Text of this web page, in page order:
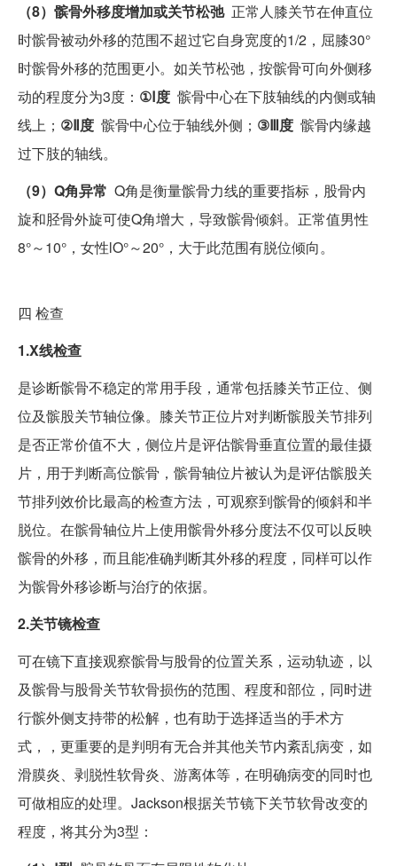
（8）髌骨外移度增加或关节松弛正常人膝关节在伸直位
时髌骨被动外移的范围不超过它自身宽度的1/2，屈膝30°
时髌骨外移的范围更小。如关节松弛，按髌骨可向外侧移
动的程度分为3度： ①Ⅰ度 髌骨中心在下肢轴线的内侧或轴
线上； ②Ⅱ度 髌骨中心位于轴线外侧； ③Ⅲ度 髌骨内缘越
过下肢的轴线。
（9）Q角异常 Q角是衡量髌骨力线的重要指标，股骨内
旋和胫骨外旋可使Q角增大，导致髌骨倾斜。正常值男性
8°～10°，女性lO°～20°，大于此范围有脱位倾向。
四 检查
1.X线检查
是诊断髌骨不稳定的常用手段，通常包括膝关节正位、侧
位及髌股关节轴位像。膝关节正位片对判断髌股关节排列
是否正常价值不大，侧位片是评估髌骨垂直位置的最佳摄
片，用于判断高位髌骨，髌骨轴位片被认为是评估髌股关
节排列效价比最高的检查方法，可观察到髌骨的倾斜和半
脱位。在髌骨轴位片上使用髌骨外移分度法不仅可以反映
髌骨的外移，而且能准确判断其外移的程度，同样可以作
为髌骨外移诊断与治疗的依据。
2.关节镜检查
可在镜下直接观察髌骨与股骨的位置关系，运动轨迹，以
及髌骨与股骨关节软骨损伤的范围、程度和部位，同时进
行髌外侧支持带的松解，也有助于选择适当的手术方
式，，更重要的是判明有无合并其他关节内紊乱病变，如
滑膜炎、剥脱性软骨炎、游离体等，在明确病变的同时也
可做相应的处理。Jackson根据关节镜下关节软骨改变的
程度，将其分为3型：